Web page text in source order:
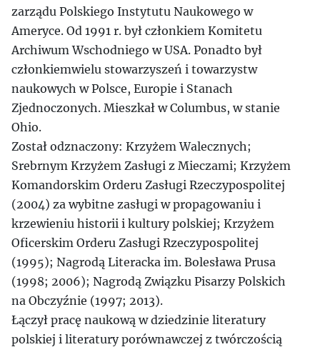
zarządu Polskiego Instytutu Naukowego w
Ameryce. Od 1991 r. był członkiem Komitetu
Archiwum Wschodniego w USA. Ponadto był
członkiemwielu stowarzyszeń i towarzystw
naukowych w Polsce, Europie i Stanach
Zjednoczonych. Mieszkał w Columbus, w stanie
Ohio.
Został odznaczony: Krzyżem Walecznych;
Srebrnym Krzyżem Zasługi z Mieczami; Krzyżem
Komandorskim Orderu Zasługi Rzeczypospolitej
(2004) za wybitne zasługi w propagowaniu i
krzewieniu historii i kultury polskiej; Krzyżem
Oficerskim Orderu Zasługi Rzeczypospolitej
(1995); Nagrodą Literacka im. Bolesława Prusa
(1998; 2006); Nagrodą Związku Pisarzy Polskich
na Obczyźnie (1997; 2013).
Łączył pracę naukową w dziedzinie literatury
polskiej i literatury porównawczej z twórczością